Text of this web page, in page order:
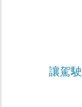
讓駕